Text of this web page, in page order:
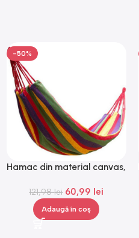
-50%
Hamac din material canvas,
121,98lei 60,99 lei
Adaugă în coș